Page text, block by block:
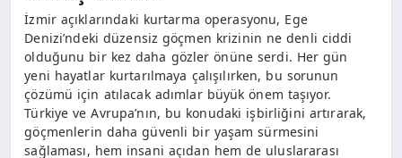
İzmir açıklarındaki kurtarma operasyonu, Ege
Denizi’ndeki düzensiz göçmen krizinin ne denli ciddi
olduğunu bir kez daha gözler önüne serdi. Her gün
yeni hayatlar kurtarılmaya çalışılırken, bu sorunun
çözümü için atılacak adımlar büyük önem taşıyor.
Türkiye ve Avrupa’nın, bu konudaki işbirliğini artırarak,
göçmenlerin daha güvenli bir yaşam sürmesini
sağlaması, hem insani açıdan hem de uluslararası